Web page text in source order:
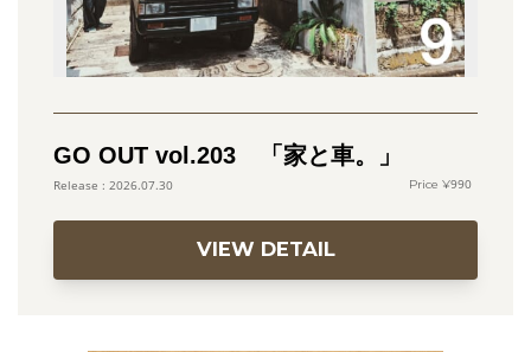
GO OUT vol.203 「家と車。」
2026.07.30 990
VIEW DETAIL